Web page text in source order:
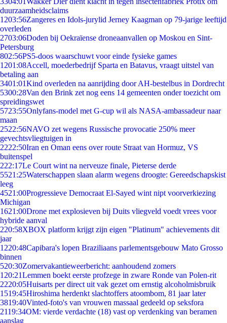
duurzaamheidsclaims
1203:56Zangeres en Idols-jurylid Jerney Kaagman op 79-jarige leeftijd
overleden
2703:06Doden bij Oekraïense droneaanvallen op Moskou en Sint-
Petersburg
802:56PS5-doos waarschuwt voor einde fysieke games
1201:08Accell, moederbedrijf Sparta en Batavus, vraagt uitstel van
betaling aan
3401:01Kind overleden na aanrijding door AH-bestelbus in Dordrecht
5300:28Van den Brink zet nog eens 14 gemeenten onder toezicht om
spreidingswet
5723:55Onlyfans-model met G-cup wil als NASA-ambassadeur naar
maan
2522:56NAVO zet wegens Russische provocatie 250% meer
gevechtsvliegtuigen in
2222:50Iran en Oman eens over route Straat van Hormuz, VS
buitenspel
222:17Le Court wint na nerveuze finale, Pieterse derde
5521:25Waterschappen slaan alarm wegens droogte: Gereedschapskist
leeg
4521:00Progressieve Democraat El-Sayed wint nipt voorverkiezing
Michigan
1621:00Drone met explosieven bij Duits vliegveld voedt vrees voor
hybride aanval
220:58XBOX platform krijgt zijn eigen "Platinum" achievements dit
jaar
1220:48Capibara's lopen Braziliaans parlementsgebouw Mato Grosso
binnen
520:30Zomervakantieweerbericht: aanhoudend zomers
1 20:21Lemmen boekt eerste profzege in zware Ronde van Polen-rit
2220:05Huisarts per direct uit vak gezet om ernstig alcoholmisbruik
1519:45Hiroshima herdenkt slachtoffers atoombom, 81 jaar later
3819:40Vinted-foto's van vrouwen massaal gedeeld op seksfora
2119:34OM: vierde verdachte (18) vast op verdenking van beramen
aanslag